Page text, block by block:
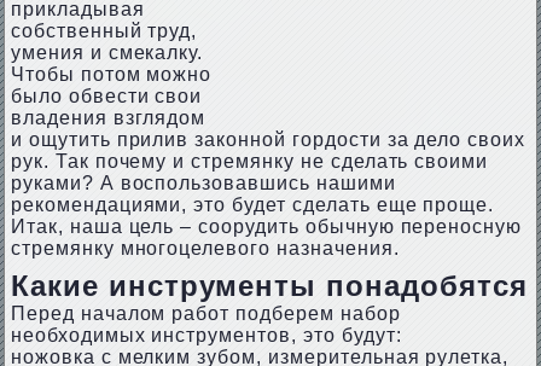
прикладывая
собственный труд,
умения и смекалку.
Чтобы потом можно
было обвести свои
владения взглядом
и ощутить прилив законной гордости за дело своих
рук. Так почему и стремянку не сделать своими
руками? А воспользовавшись нашими
рекомендациями, это будет сделать еще проще.
Итак, наша цель – соорудить обычную переносную
стремянку многоцелевого назначения.
Какие инструменты понадобятся
Перед началом работ подберем набор
необходимых инструментов, это будут:
ножовка с мелким зубом, измерительная рулетка,